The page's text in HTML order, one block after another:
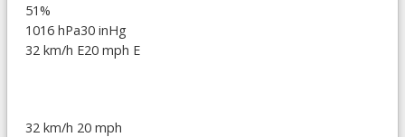
51%
1016 hPa30 inHg
32 km/h E20 mph E
32 km/h 20 mph